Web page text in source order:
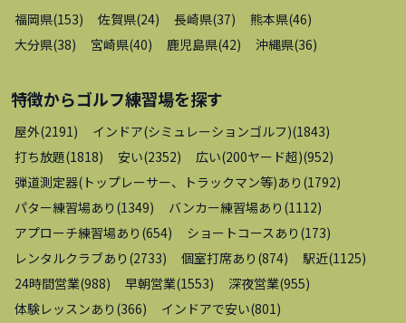
福岡県(153) 佐賀県(24) 長崎県(37) 熊本県(46)
大分県(38) 宮崎県(40) 鹿児島県(42) 沖縄県(36)
特徴からゴルフ練習場を探す
屋外(2191 ) インドア(シミュレーションゴルフ)(1843)
打ち放題(1818) 安い(2352) 広い(200ヤード超)(952)
弾道測定器(トップレーサー、トラックマン等)あり (1792)
パター練習場あり (1349) バンカー練習場あり (1112)
アプローチ練習場あり (654) ショートコースあり (173)
レンタルクラブあり (2733) 個室打席あり (874) 駅近(1125)
24時間営業(988) 早朝営業(1553) 深夜営業(955)
体験レッスンあり (366) インドアで安い(801 )